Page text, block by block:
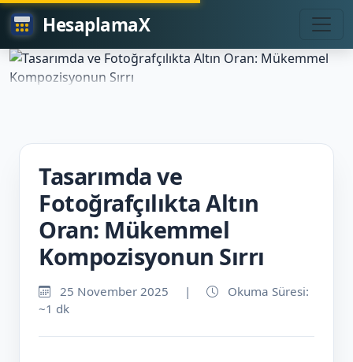
HesaplamaX
Tasarımda ve
Fotoğrafçılıkta Altın
Oran: Mükemmel
Kompozisyonun Sırrı
25 November 2025 |
Okuma Süresi:
~1 dk